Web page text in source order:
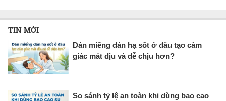
TIN MỚI
Dán miếng dán hạ sốt ở đâu tạo cảm
giác mát dịu và dễ chịu hơn?
So sánh tỷ lệ an toàn khi dùng bao cao